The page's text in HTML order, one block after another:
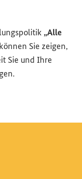
„Alle
können Sie zeigen,
Sie und Ihre